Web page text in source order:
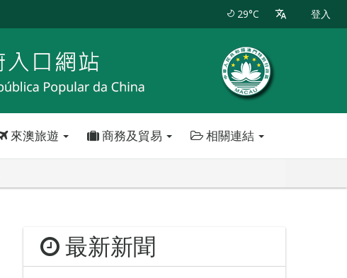
29°C 登入
來澳旅遊 商務及貿易 相關連結
最新新聞